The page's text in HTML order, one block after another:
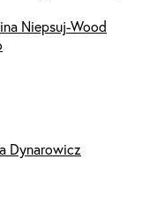
Niepsuj-Wood
Dynarowicz